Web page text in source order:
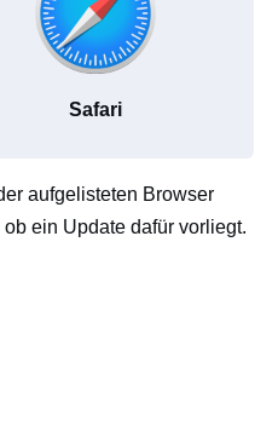
Safari
aufgelisteten Browser
ein Update dafür vorliegt.